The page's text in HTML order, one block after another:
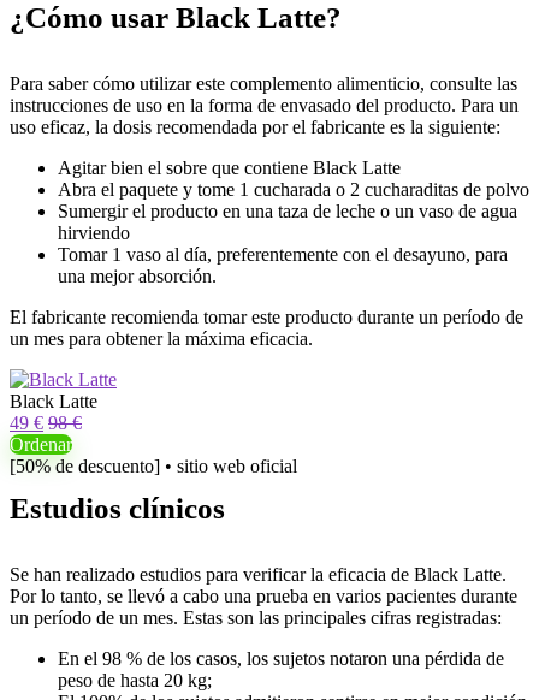
¿Cómo usar Black Latte?
Para saber cómo utilizar este complemento alimenticio, consulte las
instrucciones de uso en la forma de envasado del producto. Para un
uso eficaz, la dosis recomendada por el fabricante es la siguiente:
Agitar bien el sobre que contiene Black Latte
Abra el paquete y tome 1 cucharada o 2 cucharaditas de polvo
Sumergir el producto en una taza de leche o un vaso de agua
hirviendo
Tomar 1 vaso al día, preferentemente con el desayuno, para
una mejor absorción.
El fabricante recomienda tomar este producto durante un período de
un mes para obtener la máxima eficacia.
Black Latte
49 € 98 €
Ordenar
[50% de descuento] • sitio web oficial
Estudios clínicos
Se han realizado estudios para verificar la eficacia de Black Latte.
Por lo tanto, se llevó a cabo una prueba en varios pacientes durante
un período de un mes. Estas son las principales cifras registradas:
En el 98 % de los casos, los sujetos notaron una pérdida de
peso de hasta 20 kg;